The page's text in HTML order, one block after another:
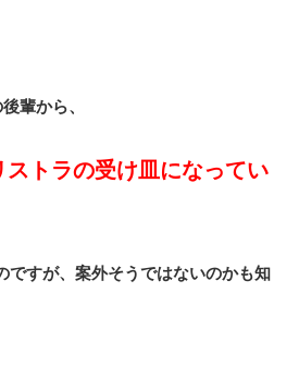
輩から、
トラの受け皿になってい
すが、案外そうではないのかも知